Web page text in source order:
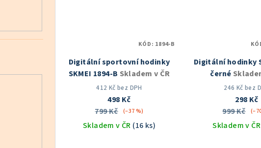
Digitální sportovní hodinky
SKMEI 1894-B Skladem v ČR
412 Kč bez DPH
498 Kč
799 Kč
(–37 %)
Skladem v ČR (16 ks)
KÓD: 1894-B
Digitální hodinky
černé
246 Kč bez
298 Kč
999 Kč
Skladem v ČR